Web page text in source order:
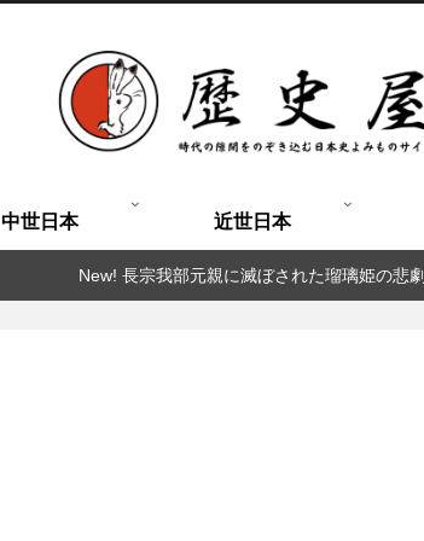
中世日本 近世日本
New! 長宗我部元親に滅ぼされた瑠璃姫の悲劇